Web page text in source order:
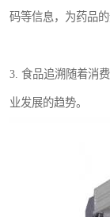
码等信息，为药品
3. 食品追溯随着消
业发展的趋势。